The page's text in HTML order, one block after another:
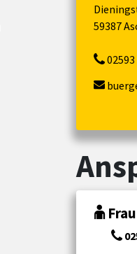
59387